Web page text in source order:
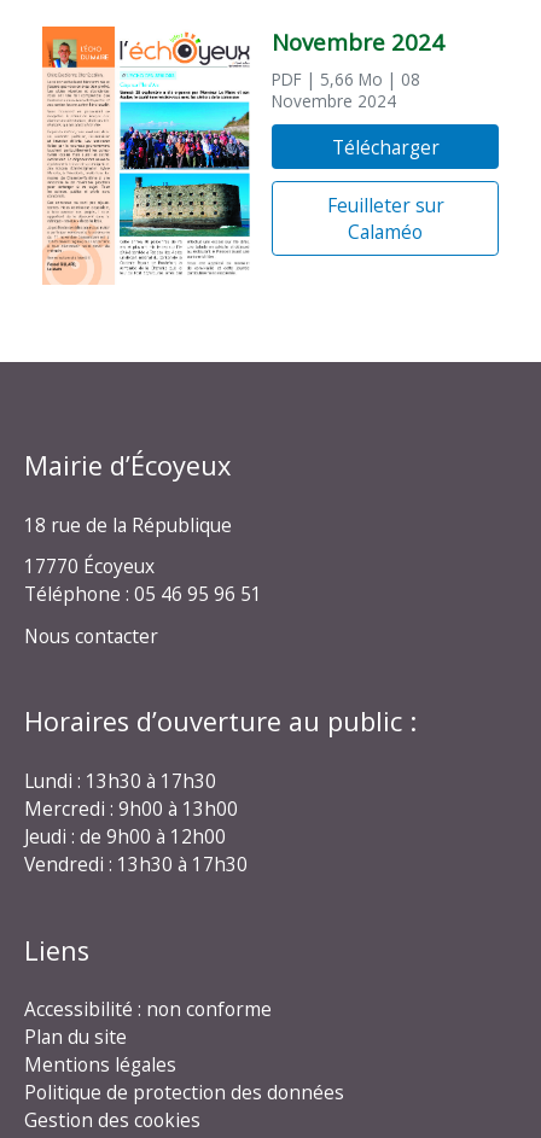
Novembre 2024
PDF | 5,66 Mo | 08
Novembre 2024
Télécharger
Feuilleter sur
Calaméo
Mairie d’Écoyeux
18 rue de la République
17770 Écoyeux
Téléphone : 05 46 95 96 51
Nous contacter
Horaires d’ouverture au public :
Lundi : 13h30 à 17h30
Mercredi : 9h00 à 13h00
Jeudi : de 9h00 à 12h00
Vendredi : 13h30 à 17h30
Liens
Accessibilité : non conforme
Plan du site
Mentions légales
Politique de protection des données
Gestion des cookies